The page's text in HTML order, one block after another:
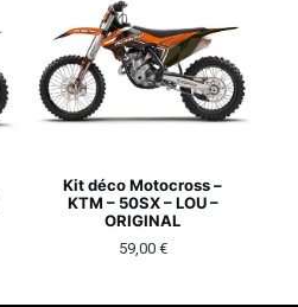
Kit déco Motocross –
KTM – 50SX – LOU –
ORIGINAL
59,00 €